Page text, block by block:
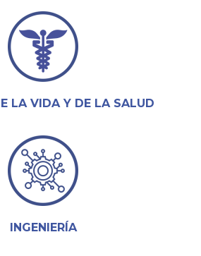
LA VIDA Y DE LA SALUD
INGENIERÍA